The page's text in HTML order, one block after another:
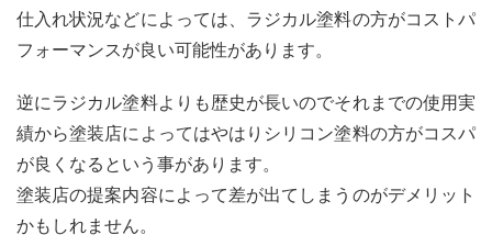
（透
明）
の注
6
塗料
選び
より
も大
事な
こと
仕入れ状況などによっては、ラジカル塗料の方がコストパ
フォーマンスが良い可能性があります。
逆にラジカル塗料よりも歴史が長いのでそれまでの使用実
績から塗装店によってはやはりシリコン塗料の方がコスパ
が良くなるという事があります。
塗装店の提案内容によって差が出てしまうのがデメリット
かもしれません。